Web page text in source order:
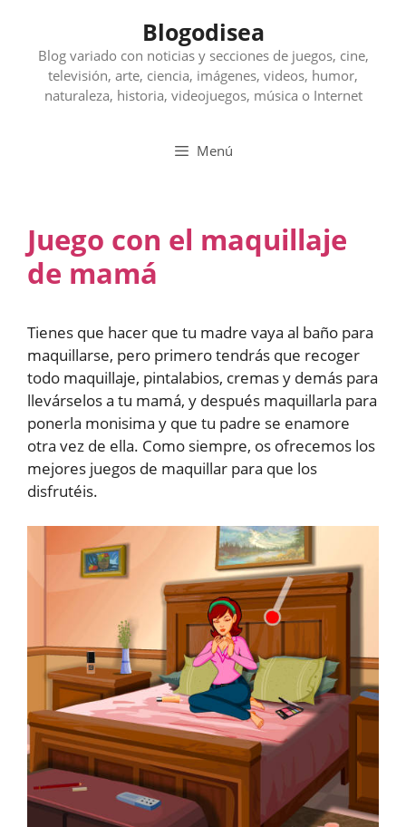
contenido
Blogodisea
Blog variado con noticias y secciones de juegos, cine,
televisión, arte, ciencia, imágenes, videos, humor,
naturaleza, historia, videojuegos, música o Internet
Menú
Juego con el maquillaje
de mamá
Tienes que hacer que tu madre vaya al baño para
maquillarse, pero primero tendrás que recoger
todo maquillaje, pintalabios, cremas y demás para
llevárselos a tu mamá, y después maquillarla para
ponerla monisima y que tu padre se enamore
otra vez de ella. Como siempre, os ofrecemos los
mejores juegos de maquillar para que los
disfrutéis.